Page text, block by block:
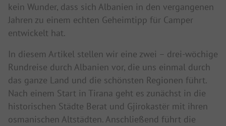
kein Wunder, dass sich Albanien in den vergangenen
Jahren zu einem echten Geheimtipp für Camper
entwickelt hat.
In diesem Artikel stellen wir eine zwei – drei-wöchige
Rundreise durch Albanien vor, die uns einmal durch
das ganze Land und die schönsten Regionen führt.
Nach einem Start in Tirana geht es zunächst in die
historischen Städte Berat und Gjirokastër mit ihren
osmanischen Altstädten. Anschließend führt die